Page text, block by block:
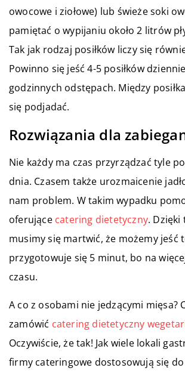
owocowe i ziołowe) lub świeże soki
pamiętać o wypijaniu około 2 litrów
Tak jak rodzaj posiłków liczy się
Powinno się jeść 4-5 posiłków
godzinnych odstępach. Między
się podjadać.
Rozwiązania dla
Nie każdy ma czas przyrządzać tyle
dnia. Czasem także urozmaicenie
nam problem. W takim wypadku
oferujące catering dietetyczny. Dzięki
musimy się martwić, że możemy jeść
przygotowuje się 5 minut, bo na
czasu.
A co z osobami nie jedzącymi mięsa?
zamówić catering dietetyczny
Oczywiście, że tak! Jak wiele lokali
firmy cateringowe dostosowują się